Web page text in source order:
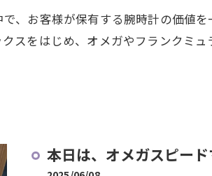
、お客様が保有する腕時計の価値
スをはじめ、オメガやフランクミ
本日は、オメガスピー